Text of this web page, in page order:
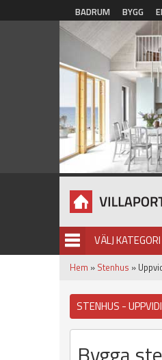
Hoppa till huvudinnehåll
BADRUM BYGG
VÄLJ KATEGORI
Hem » Stenhus »
STENHUS -